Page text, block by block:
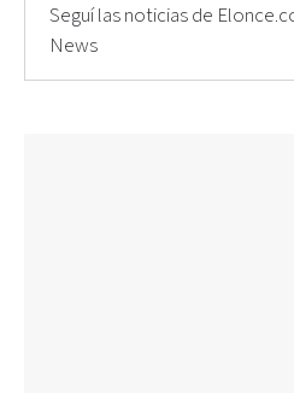
Seguí las noticias de
News